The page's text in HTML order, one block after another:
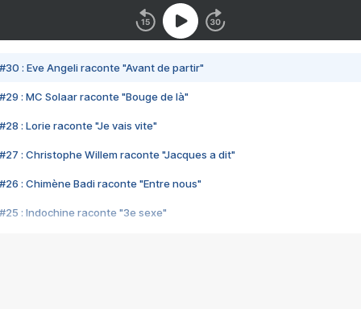
#30 : Eve Angeli raconte "Avant de partir"
#29 : MC Solaar raconte "Bouge de là"
#28 : Lorie raconte "Je vais vite"
#27 : Christophe Willem raconte "Jacques a dit"
#26 : Chimène Badi raconte "Entre nous"
#25 : Indochine raconte "3e sexe"